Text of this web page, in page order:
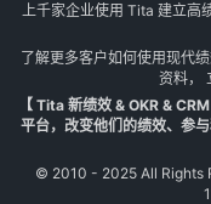
上千家企业使用 Tita 建立高
了解更多客户如何使用现代
资料，
【 Tita 新绩效 & OKR &
平台，改变他们的绩效、参
© 2010 - 2025 All Rights